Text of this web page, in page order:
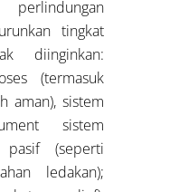
tingkat
diinginkan:
(termasuk
aman), sistem
sistem
pasif (seperti
ledakan);